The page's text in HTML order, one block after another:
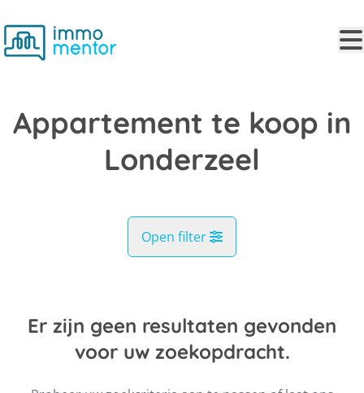
Appartement te koop in
Londerzeel
Open filter
Londerzeel (1840) Remove
Kaartweergave
Er zijn geen resultaten gevonden
voor uw zoekopdracht.